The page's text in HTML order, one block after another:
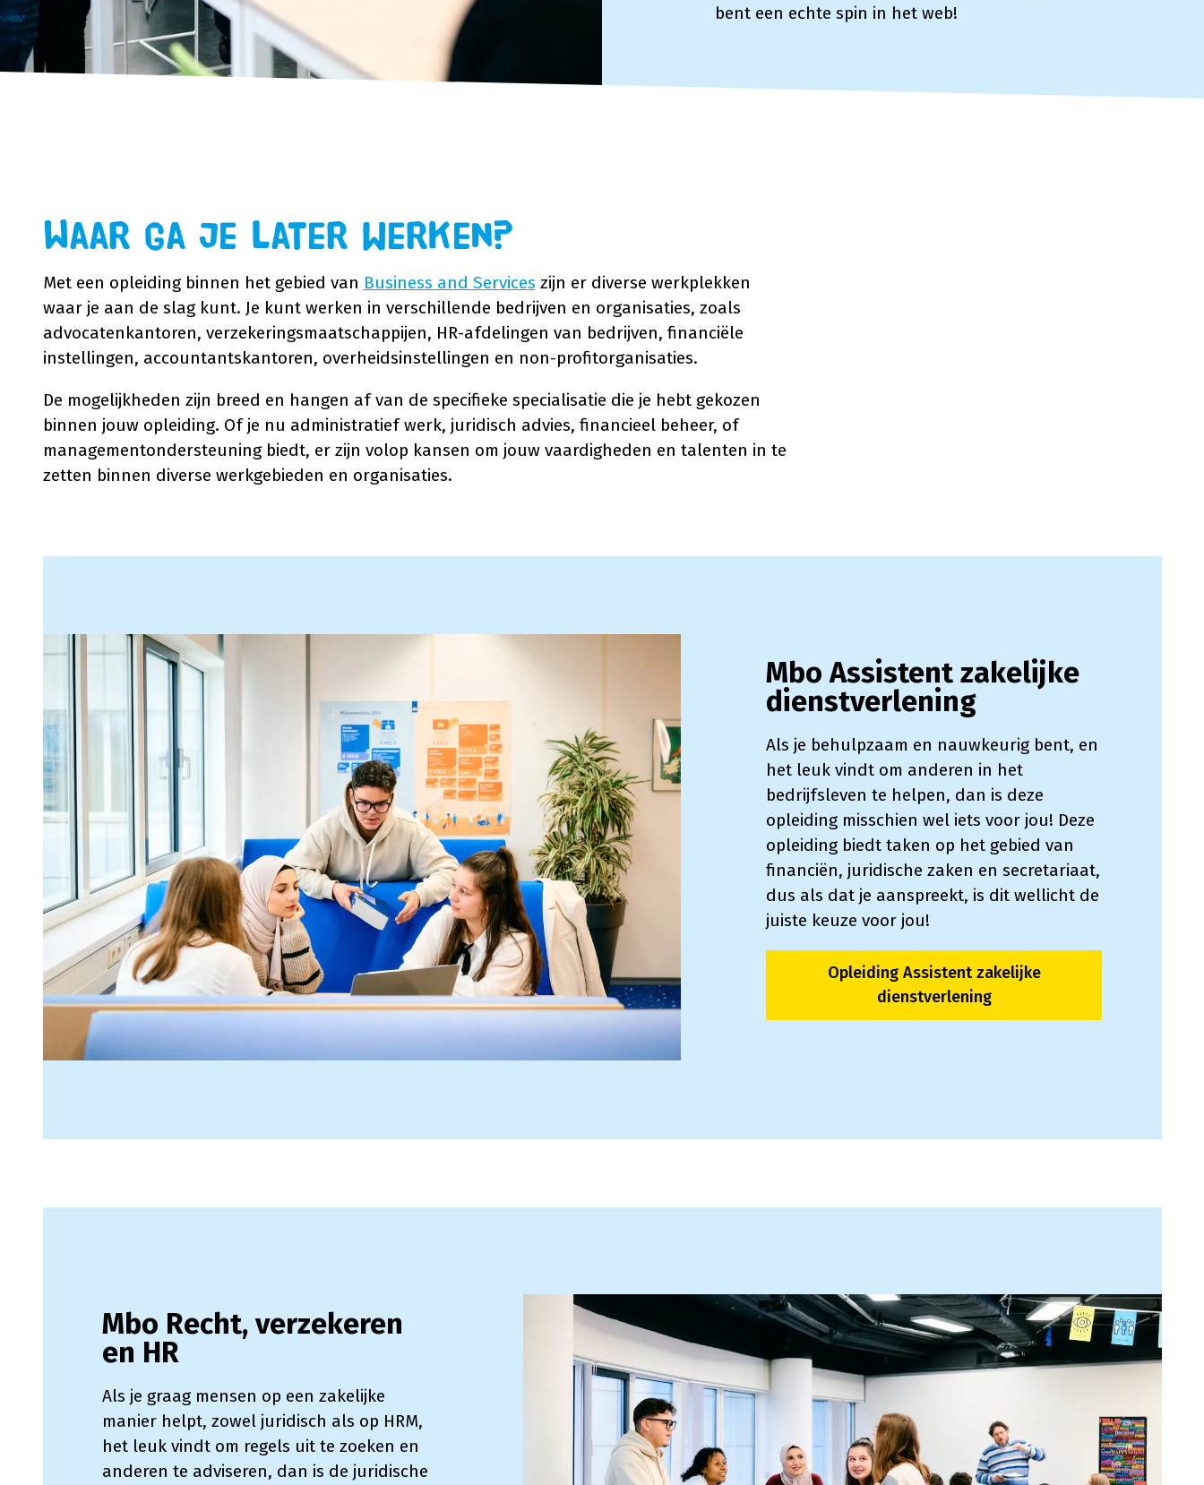
bent een echte spin in het web!
Waar ga je later werken?
Met een opleiding binnen het gebied van Business and Services zijn er diverse werkplekken
waar je aan de slag kunt. Je kunt werken in verschillende bedrijven en organisaties, zoals
advocatenkantoren, verzekeringsmaatschappijen, HR-afdelingen van bedrijven, financiële
instellingen, accountantskantoren, overheidsinstellingen en non-profitorganisaties.
De mogelijkheden zijn breed en hangen af van de specifieke specialisatie die je hebt gekozen
binnen jouw opleiding. Of je nu administratief werk, juridisch advies, financieel beheer, of
managementondersteuning biedt, er zijn volop kansen om jouw vaardigheden en talenten in te
zetten binnen diverse werkgebieden en organisaties.
Mbo Assistent zakelijke
dienstverlening
Als je behulpzaam en nauwkeurig bent, en
het leuk vindt om anderen in het
bedrijfsleven te helpen, dan is deze
opleiding misschien wel iets voor jou! Deze
opleiding biedt taken op het gebied van
financiën, juridische zaken en secretariaat,
dus als dat je aanspreekt, is dit wellicht de
juiste keuze voor jou!
Opleiding Assistent zakelijke
dienstverlening
Mbo Recht, verzekeren
en HR
Als je graag mensen op een zakelijke
manier helpt, zowel juridisch als op HRM,
het leuk vindt om regels uit te zoeken en
anderen te adviseren, dan is de juridische